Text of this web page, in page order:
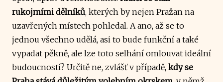
rukojmími dělníků, kterých by nejen Pražan na
uzavřených místech pohledal. A ano, až se to
jednou všechno udělá, asi to bude funkční a také
vypadat pěkně, ale lze toto selhání omlouvat ideální
budoucností? Určitě ne, zvlášť v případě, kdy se